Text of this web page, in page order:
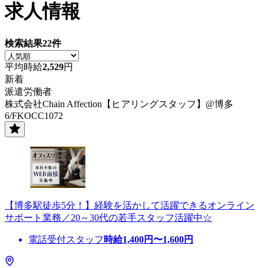
求人情報
検索結果22件
平均時給2,529円
新着
派遣労働者
株式会社Chain Affection【ヒアリングスタッフ】@博多
6/FKOCC1072
【博多駅徒歩5分！】経験を活かして活躍できるオンライン
サポート業務／20～30代の若手スタッフ活躍中☆
電話受付スタッフ 時給1,400円〜1,600円